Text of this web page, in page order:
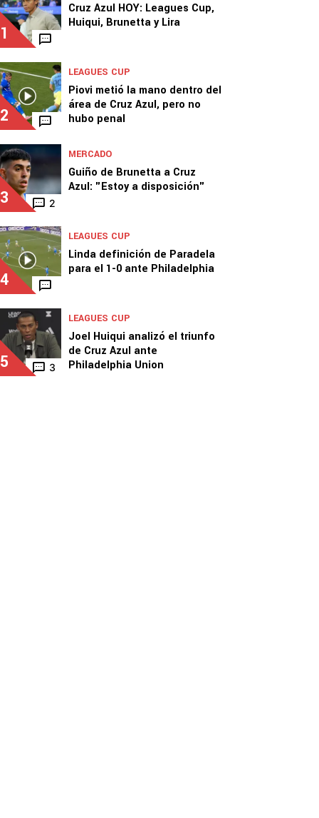
1
Cruz Azul HOY: Leagues Cup,
Huiqui, Brunetta y Lira
2
LEAGUES CUP
Piovi metió la mano dentro del
área de Cruz Azul, pero no
hubo penal
3 2
MERCADO
Guiño de Brunetta a Cruz
Azul: "Estoy a disposición"
4
LEAGUES CUP
Linda definición de Paradela
para el 1-0 ante Philadelphia
5 3
LEAGUES CUP
Joel Huiqui analizó el triunfo
de Cruz Azul ante
Philadelphia Union